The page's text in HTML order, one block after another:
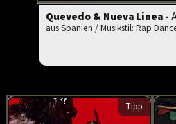
Quevedo & Nueva Linea -
aus Spanien / Musikstil: Rap
Tipp